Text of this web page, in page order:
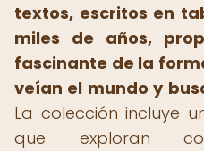
textos, escritos en
miles de años,
fascinante de la
veían el mundo y
La colección incluye
que exploran